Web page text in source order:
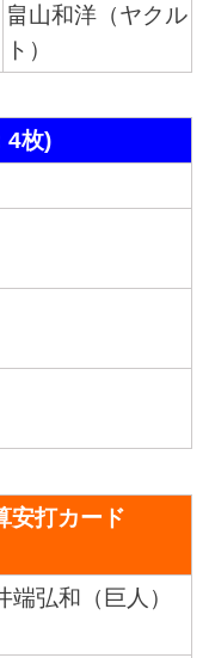
畠山和洋（ヤクル
ト）
4枚)
安打カード
端弘和（巨人）